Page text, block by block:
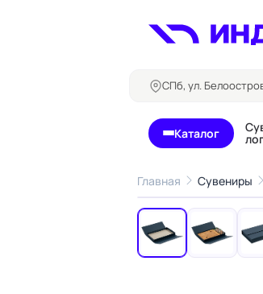
СПб, ул.
Каталог
Бланки и формуляры
Блокноты
Бейджи
Главная Сувениры
‹